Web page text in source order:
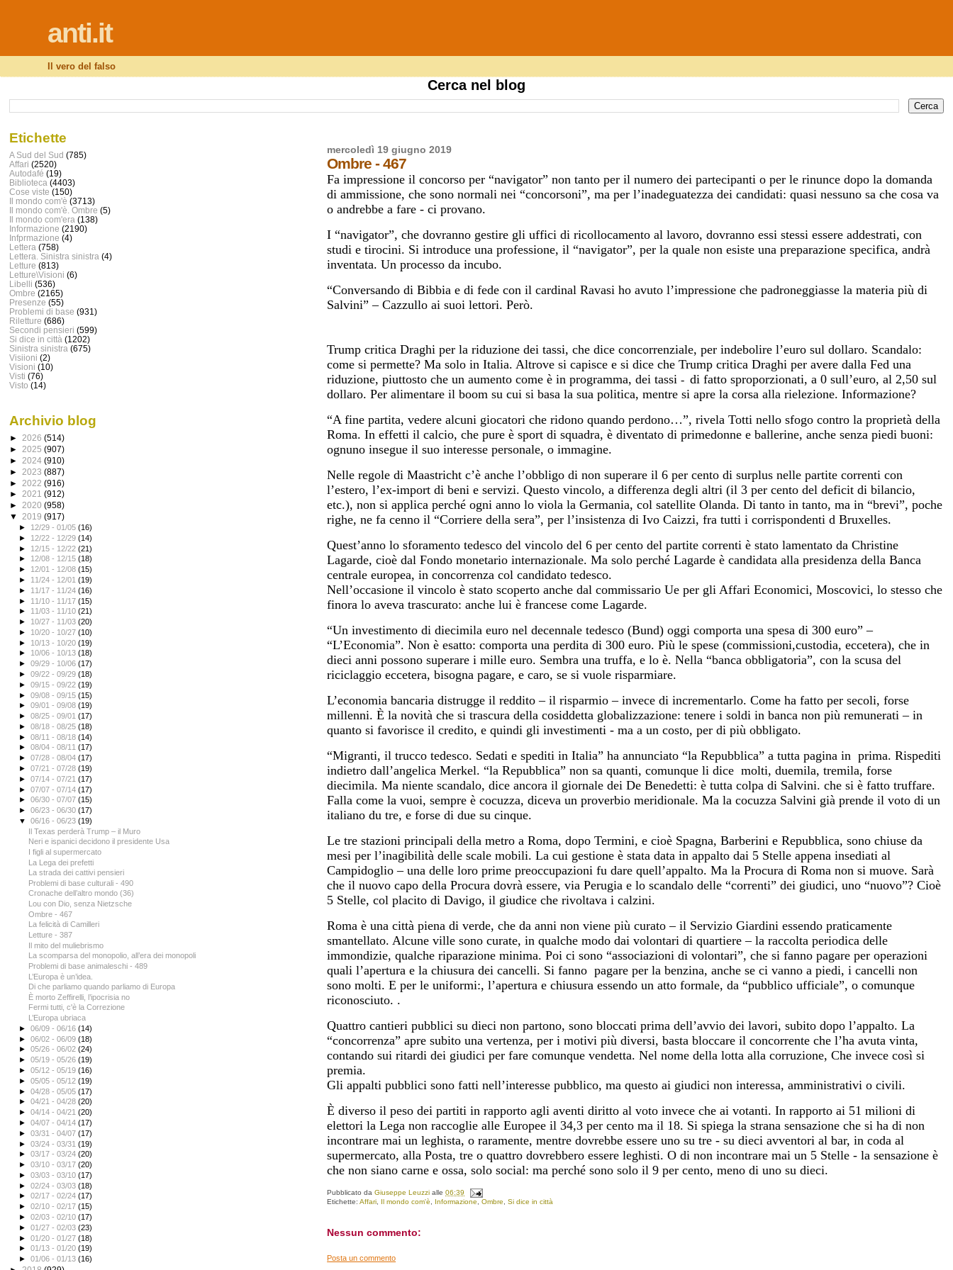
anti.it
Il vero del falso
Cerca nel blog
mercoledì 19 giugno 2019
Ombre - 467
Fa impressione il concorso per “navigator” non tanto per il numero dei partecipanti o per le rinunce dopo la domanda
di ammissione, che sono normali nei “concorsoni”, ma per l’inadeguatezza dei candidati: quasi nessuno sa che cosa va
o andrebbe a fare - ci provano.
I “navigator”, che dovranno gestire gli uffici di ricollocamento al lavoro, dovranno essi stessi essere addestrati, con
studi e tirocini. Si introduce una professione, il “navigator”, per la quale non esiste una preparazione specifica, andrà
inventata. Un processo da incubo.
“Conversando di Bibbia e di fede con il cardinal Ravasi ho avuto l’impressione che padroneggiasse la materia più di
Salvini” – Cazzullo ai suoi lettori. Però.
Trump critica Draghi per la riduzione dei tassi, che dice concorrenziale, per indebolire l’euro sul dollaro. Scandalo:
come si permette? Ma solo in Italia. Altrove si capisce e si dice che Trump critica Draghi per avere dalla Fed una
riduzione, piuttosto che un aumento come è in programma, dei tassi- di fatto sproporzionati, a 0 sull’euro, al 2,50 sul
dollaro. Per alimentare il boom su cui si basa la sua politica, mentre si apre la corsa alla rielezione. Informazione?
“A fine partita, vedere alcuni giocatori che ridono quando perdono…”, rivela Totti nello sfogo contro la proprietà della
Roma. In effetti il calcio, che pure è sport di squadra, è diventato di primedonne e ballerine, anche senza piedi buoni:
ognuno insegue il suo interesse personale, o immagine.
Nelle regole di Maastricht c’è anche l’obbligo di non superare il 6 per cento di surplus nelle partite correnti con
l’estero, l’ex-import di beni e servizi. Questo vincolo, a differenza degli altri (il 3 per cento del deficit di bilancio,
etc.), non si applica perché ogni anno lo viola la Germania, col satellite Olanda. Di tanto in tanto, ma in “brevi”, poche
righe, ne fa cenno il “Corriere della sera”, per l’insistenza di Ivo Caizzi, fra tutti i corrispondenti d Bruxelles.
Quest’anno lo sforamento tedesco del vincolo del 6 per cento del partite correnti è stato lamentato da Christine
Lagarde, cioè dal Fondo monetario internazionale. Ma solo perché Lagarde è candidata alla presidenza della Banca
centrale europea, in concorrenza col candidato tedesco.
Nell’occasione il vincolo è stato scoperto anche dal commissario Ue per gli Affari Economici, Moscovici, lo stesso che
finora lo aveva trascurato: anche lui è francese come Lagarde.
“Un investimento di diecimila euro nel decennale tedesco (Bund) oggi comporta una spesa di 300 euro” –
“L’Economia”. Non è esatto: comporta una perdita di 300 euro. Più le spese (commissioni,custodia, eccetera), che in
dieci anni possono superare i mille euro. Sembra una truffa, e lo è. Nella “banca obbligatoria”, con la scusa del
riciclaggio eccetera, bisogna pagare, e caro, se si vuole risparmiare.
L’economia bancaria distrugge il reddito – il risparmio – invece di incrementarlo. Come ha fatto per secoli, forse
millenni. È la novità che si trascura della cosiddetta globalizzazione: tenere i soldi in banca non più remunerati – in
quanto si favorisce il credito, e quindi gli investimenti - ma a un costo, per di più obbligato.
“Migranti, il trucco tedesco. Sedati e spediti in Italia” ha annunciato “la Repubblica” a tutta pagina in prima. Rispediti
indietro dall’angelica Merkel. “la Repubblica” non sa quanti, comunque li dice molti, duemila, tremila, forse
diecimila. Ma niente scandalo, dice ancora il giornale dei De Benedetti: è tutta colpa di Salvini. che si è fatto truffare.
Falla come la vuoi, sempre è cocuzza, diceva un proverbio meridionale. Ma la cocuzza Salvini già prende il voto di un
italiano du tre, e forse di due su cinque.
Le tre stazioni principali della metro a Roma, dopo Termini, e cioè Spagna, Barberini e Repubblica, sono chiuse da
mesi per l’inagibilità delle scale mobili. La cui gestione è stata data in appalto dai 5 Stelle appena insediati al
Campidoglio – una delle loro prime preoccupazioni fu dare quell’appalto. Ma la Procura di Roma non si muove. Sarà
che il nuovo capo della Procura dovrà essere, via Perugia e lo scandalo delle “correnti” dei giudici, uno “nuovo”? Cioè
5 Stelle, col placito di Davigo, il giudice che rivoltava i calzini.
Roma è una città piena di verde, che da anni non viene più curato – il Servizio Giardini essendo praticamente
smantellato. Alcune ville sono curate, in qualche modo dai volontari di quartiere – la raccolta periodica delle
immondizie, qualche riparazione minima. Poi ci sono “associazioni di volontari”, che si fanno pagare per operazioni
quali l’apertura e la chiusura dei cancelli. Si fanno pagare per la benzina, anche se ci vanno a piedi, i cancelli non
sono molti. E per le uniformi:, l’apertura e chiusura essendo un atto formale, da “pubblico ufficiale”, o comunque
riconosciuto. .
Quattro cantieri pubblici su dieci non partono, sono bloccati prima dell’avvio dei lavori, subito dopo l’appalto. La
“concorrenza” apre subito una vertenza, per i motivi più diversi, basta bloccare il concorrente che l’ha avuta vinta,
contando sui ritardi dei giudici per fare comunque vendetta. Nel nome della lotta alla corruzione, Che invece così si
premia.
Gli appalti pubblici sono fatti nell’interesse pubblico, ma questo ai giudici non interessa, amministrativi o civili.
È diverso il peso dei partiti in rapporto agli aventi diritto al voto invece che ai votanti. In rapporto ai 51 milioni di
elettori la Lega non raccoglie alle Europee il 34,3 per cento ma il 18. Si spiega la strana sensazione che si ha di non
incontrare mai un leghista, o raramente, mentre dovrebbe essere uno su tre - su dieci avventori al bar, in coda al
supermercato, alla Posta, tre o quattro dovrebbero essere leghisti. O di non incontrare mai un 5 Stelle - la sensazione è
che non siano carne e ossa, solo social: ma perché sono solo il 9 per cento, meno di uno su dieci.
Pubblicato daGiuseppe Leuzzi alle06:39
Etichette:Affari Il mondo com'è Informazione ,Ombre ,Si dice in città
Nessun commento:
Posta un commento
Etichette
A Sud del Sud (785)
Affari (2520)
Autodafé (19)
Biblioteca (4403)
Cose viste (150)
Il mondo com'è (3713)
Il mondo com'è. Ombre (5)
Il mondo com'era (138)
Informazione (2190)
Infprmazione (4)
Lettera (758)
Lettera. Sinistra sinistra (4)
Letture (813)
Letture\Visioni (6)
Libelli (536)
Ombre (2165)
Presenze (55)
Problemi di base (931)
Riletture (686)
Secondi pensieri (599)
Si dice in città (1202)
Sinistra sinistra (675)
Visiioni (2)
Visioni (10)
Visti (76)
Visto (14)
Archivio blog
► 2026 (514)
► 2025 (907)
► 2024 (910)
► 2023 (887)
► 2022 (916)
► 2021 (912)
► 2020 (958)
▼ 2019 (917)
► 12/29 - 01/05(16)
► 12/22 - 12/29(14)
► 12/15 - 12/22(21)
► 12/08 - 12/15(18)
► 12/01 - 12/08(15)
► 11/24 - 12/01(19)
► 11/17 - 11/24(16)
► 11/10 - 11/17(15)
► 11/03 - 11/10(21)
► 10/27 - 11/03(20)
► 10/20 - 10/27(10)
► 10/13 - 10/20(19)
► 10/06 - 10/13(18)
►09/29 - 10/06(17)
►09/22 - 09/29(18)
►09/15 - 09/22(19)
►09/08 - 09/15(15)
►09/01 - 09/08(19)
►08/25 - 09/01(17)
►08/18 - 08/25(18)
►08/11 - 08/18(14)
►08/04 - 08/11(17)
►07/28 - 08/04(17)
►07/21 - 07/28(19)
►07/14 - 07/21(17)
►07/07 - 07/14(17)
►06/30 - 07/07(15)
►06/23 - 06/30(17)
▼06/16 - 06/23(19)
Il Texas perderà Trump – il Muro
Neri e ispanici decidono il presidente Usa
I figli al supermercato
La Lega dei prefetti
La strada dei cattivi pensieri
Problemi di base culturali - 490
Cronache dell’altro mondo (36)
Lou con Dio, senza Nietzsche
Ombre - 467
La felicità di Camilleri
Letture - 387
Il mito del muliebrismo
La scomparsa del monopolio, all’era dei monopoli
Problemi di base animaleschi - 489
L’Europa è un’idea.
Di che parliamo quando parliamo di Europa
È morto Zeffirelli, l’ipocrisia no
Fermi tutti, c'è la Correzione
L’Europa ubriaca
►06/09 - 06/16(14)
►06/02 - 06/09(18)
►05/26 - 06/02(24)
►05/19 - 05/26(19)
►05/12 - 05/19(16)
►05/05 - 05/12(19)
►04/28 - 05/05(17)
►04/21 - 04/28(20)
►04/14 - 04/21(20)
►04/07 - 04/14(17)
►03/31 - 04/07(17)
►03/24 - 03/31(19)
►03/17 - 03/24(20)
►03/10 - 03/17(20)
►03/03 - 03/10(17)
►02/24 - 03/03(18)
►02/17 - 02/24(17)
►02/10 - 02/17(15)
►02/03 - 02/10(17)
►01/27 - 02/03(23)
►01/20 - 01/27(18)
►01/13 - 01/20(19)
►01/06 - 01/13(16)